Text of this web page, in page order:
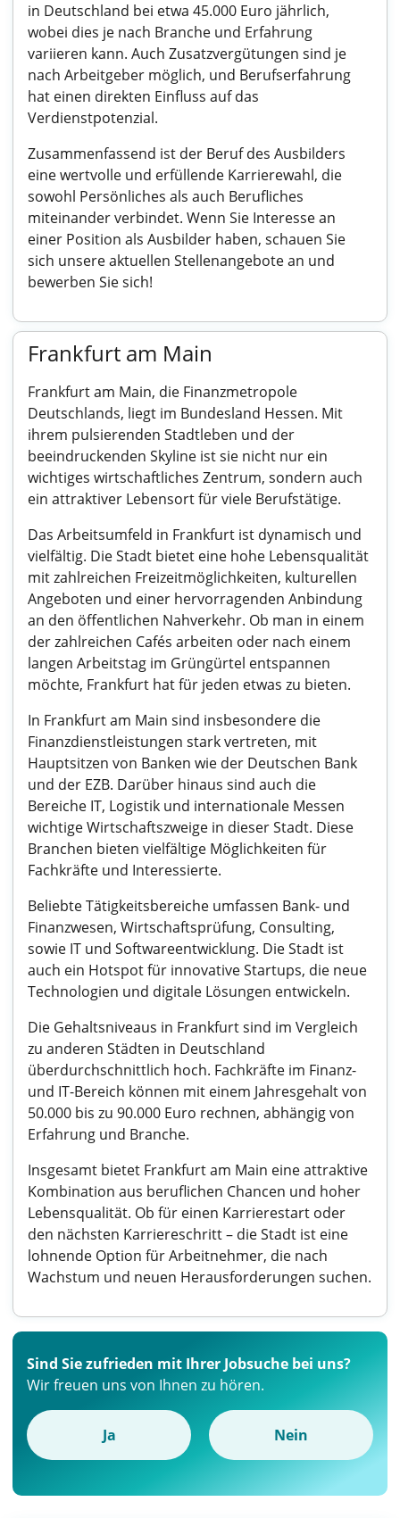
in Deutschland bei etwa 45.000 Euro jährlich,
wobei dies je nach Branche und Erfahrung
variieren kann. Auch Zusatzvergütungen sind je
nach Arbeitgeber möglich, und Berufserfahrung
hat einen direkten Einfluss auf das
Verdienstpotenzial.
Zusammenfassend ist der Beruf des Ausbilders
eine wertvolle und erfüllende Karrierewahl, die
sowohl Persönliches als auch Berufliches
miteinander verbindet. Wenn Sie Interesse an
einer Position als Ausbilder haben, schauen Sie
sich unsere aktuellen Stellenangebote an und
bewerben Sie sich!
Frankfurt am Main
Frankfurt am Main, die Finanzmetropole
Deutschlands, liegt im Bundesland Hessen. Mit
ihrem pulsierenden Stadtleben und der
beeindruckenden Skyline ist sie nicht nur ein
wichtiges wirtschaftliches Zentrum, sondern auch
ein attraktiver Lebensort für viele Berufstätige.
Das Arbeitsumfeld in Frankfurt ist dynamisch und
vielfältig. Die Stadt bietet eine hohe Lebensqualität
mit zahlreichen Freizeitmöglichkeiten, kulturellen
Angeboten und einer hervorragenden Anbindung
an den öffentlichen Nahverkehr. Ob man in einem
der zahlreichen Cafés arbeiten oder nach einem
langen Arbeitstag im Grüngürtel entspannen
möchte, Frankfurt hat für jeden etwas zu bieten.
In Frankfurt am Main sind insbesondere die
Finanzdienstleistungen stark vertreten, mit
Hauptsitzen von Banken wie der Deutschen Bank
und der EZB. Darüber hinaus sind auch die
Bereiche IT, Logistik und internationale Messen
wichtige Wirtschaftszweige in dieser Stadt. Diese
Branchen bieten vielfältige Möglichkeiten für
Fachkräfte und Interessierte.
Beliebte Tätigkeitsbereiche umfassen Bank- und
Finanzwesen, Wirtschaftsprüfung, Consulting,
sowie IT und Softwareentwicklung. Die Stadt ist
auch ein Hotspot für innovative Startups, die neue
Technologien und digitale Lösungen entwickeln.
Die Gehaltsniveaus in Frankfurt sind im Vergleich
zu anderen Städten in Deutschland
überdurchschnittlich hoch. Fachkräfte im Finanz-
und IT-Bereich können mit einem Jahresgehalt von
50.000 bis zu 90.000 Euro rechnen, abhängig von
Erfahrung und Branche.
Insgesamt bietet Frankfurt am Main eine attraktive
Kombination aus beruflichen Chancen und hoher
Lebensqualität. Ob für einen Karrierestart oder
den nächsten Karriereschritt – die Stadt ist eine
lohnende Option für Arbeitnehmer, die nach
Wachstum und neuen Herausforderungen suchen.
Sind Sie zufrieden mit Ihrer Jobsuche bei uns?
Wir freuen uns von Ihnen zu hören.
Ja Nein